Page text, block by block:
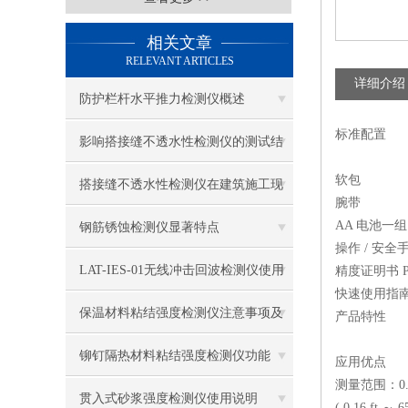
相关文章
RELEVANT ARTICLES
防护栏杆水平推力检测仪概述
影响搭接缝不透水性检测仪的测试结
果的因素有哪些？
搭接缝不透水性检测仪在建筑施工现
场中的应用
钢筋锈蚀检测仪显著特点
LAT-IES-01无线冲击回波检测仪使用
操作方法
保温材料粘结强度检测仪注意事项及
保养
铆钉隔热材料粘结强度检测仪功能
贯入式砂浆强度检测仪使用说明
详细介绍
标准配置
软包
腕带
AA 电池一组
操作 / 安全
精度证明书
快速使用指
产品特性
应用优点
测量范围：